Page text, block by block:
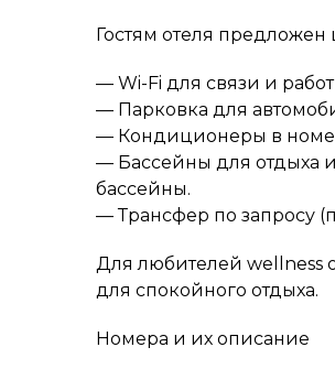
Гостям отеля
— Wi-Fi для связи и
— Парковка для
— Кондиционеры в
— Бассейны для отдыха
бассейны.
— Трансфер по запросу
Для любителей wellness
для спокойного отдыха.
Номера и их описание